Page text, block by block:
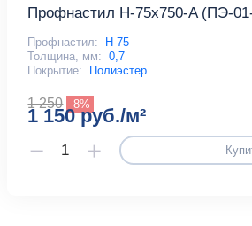
Профнастил Н-75x750-A (ПЭ-
Профнастил:
Н-75
Толщина, мм: 0,7
Покрытие:
Полиэстер
1 250 -8%
1 150 руб./м²